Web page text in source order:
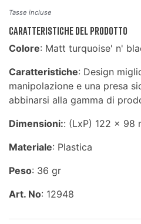
Tasse incluse
CARATTERISTICHE DEL PRODOTTO
Colore: Matt turquoise' n'
Caratteristiche: Design
manipolazione e una presa
abbinarsi alla gamma di
Dimensioni:: (LxP) 122 x 98
Materiale: Plastica
Peso: 36 gr
Art. No: 12948